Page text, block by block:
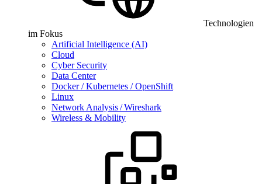
Technologien
im Fokus
Artificial Intelligence (AI)
Cloud
Cyber Security
Data Center
Docker / Kubernetes / OpenShift
Linux
Network Analysis / Wireshark
Wireless & Mobility